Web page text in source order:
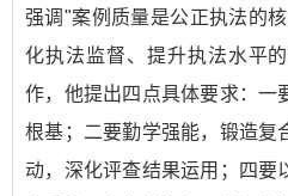
强调"案例质量是公正执法的
化执法监督、提升执法水平
作，他提出四点具体要求：一
根基；二要勤学强能，锻造复
动，深化评查结果运用；四要